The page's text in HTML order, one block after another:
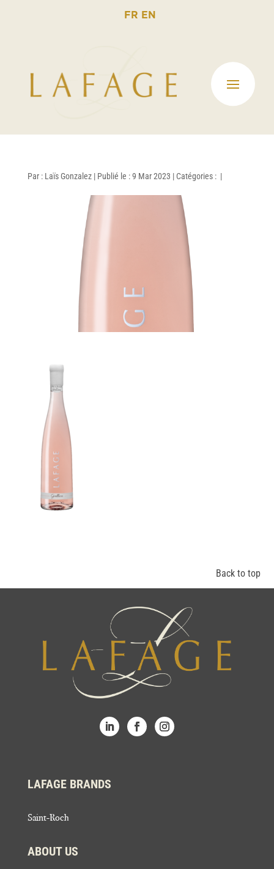
FR EN
Par : Laïs Gonzalez | Publié le : 9 Mar 2023 | Catégories : |
Back to top
LAFAGE BRANDS
Saint-Roch
ABOUT US